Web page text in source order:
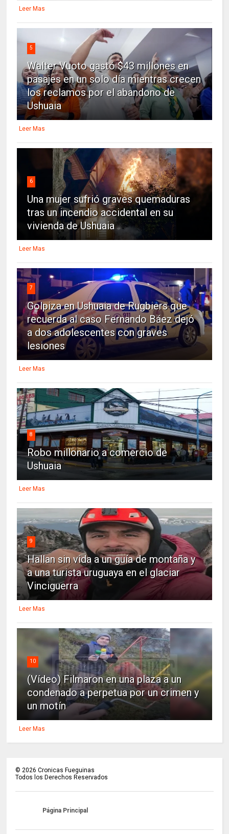
Leer Mas
5
Walter Vuoto gastó $43 millones en
pasajes en un solo día mientras crecen
los reclamos por el abandono de
Ushuaia
Leer Mas
6
Una mujer sufrió graves quemaduras
tras un incendio accidental en su
vivienda de Ushuaia
Leer Mas
7
Golpiza en Ushuaia de Rugbiers que
recuerda al caso Fernando Báez dejó
a dos adolescentes con graves
lesiones
Leer Mas
8
Robo millonario a comercio de
Ushuaia
Leer Mas
9
Hallan sin vida a un guía de montaña y
a una turista uruguaya en el glaciar
Vinciguerra
Leer Mas
10
(Vídeo) Filmaron en una plaza a un
condenado a perpetua por un crimen y
un motín
Leer Mas
© 2026 Cronicas Fueguinas
Todos los Derechos Reservados
Página Principal